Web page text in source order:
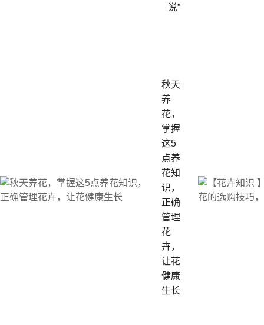
说”
秋天
养
花，
掌握
这5
点养
花知
识，
正确
管理
花
卉，
让花
健康
生长